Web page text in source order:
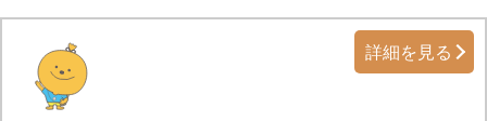
詳細を見る